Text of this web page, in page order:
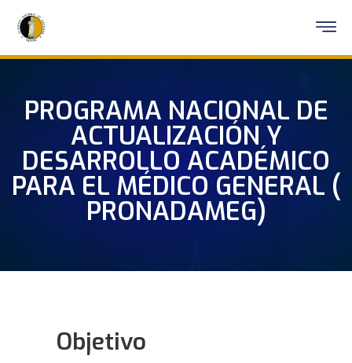
PROGRAMA NACIONAL DE
ACTUALIZACIÓN Y
DESARROLLO ACADÉMICO
PARA EL MÉDICO GENERAL (
PRONADAMEG)
Objetivo